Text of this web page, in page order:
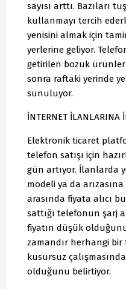
sayısı arttı. Bazıları
kullanmayı tercih
yenisini almak için
yerlerine geliyor.
getirilen bozuk ürünler
sonra raftaki yerinde
sunuluyor.
İNTERNET İLANLARINA
Elektronik ticaret
telefon satışı için
gün artıyor. İlanlarda
modeli ya da
arasında fiyata alıcı
sattığı telefonun şarj
fiyatın düşük
zamandır herhangi bir
kusursuz
olduğunu belirtiyor.